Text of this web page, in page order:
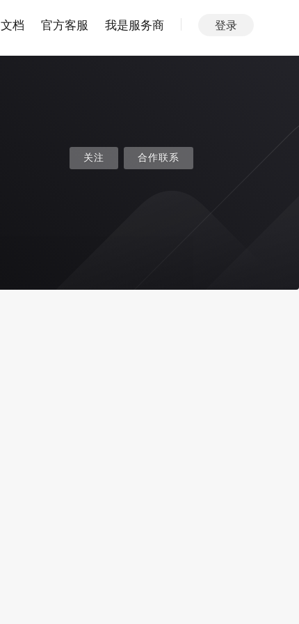
文档 官方客服 我是服务商 登录
关注 合作联系